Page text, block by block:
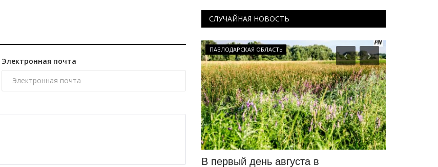
Электронная почта
СЛУЧАЙНАЯ НОВОСТЬ
ПАВЛОДАРСКАЯ ОБЛАСТЬ
В первый день августа в